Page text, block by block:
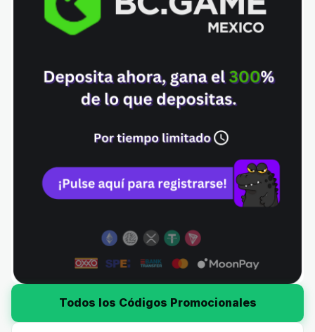
Todos los Códigos Promocionales